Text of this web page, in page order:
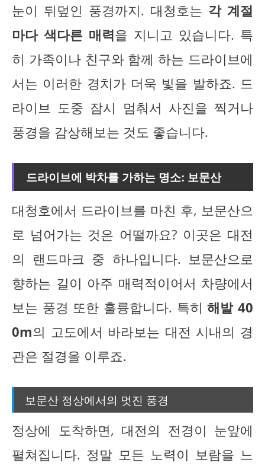
눈이 뒤덮인 풍경까지. 대청호는 각 계절
마다 색다른 매력을 지니고 있습니다. 특
히 가족이나 친구와 함께 하는 드라이브에
서는 이러한 경치가 더욱 빛을 발하죠. 드
라이브 도중 잠시 멈춰서 사진을 찍거나
풍경을 감상해보는 것도 좋습니다.
드라이브에 박차를 가하는 명소: 보문산
대청호에서 드라이브를 마친 후, 보문산으
로 넘어가는 것은 어떨까요? 이곳은 대전
의 랜드마크 중 하나입니다. 보문산으로
향하는 길이 아주 매력적이어서 차량에서
보는 풍경 또한 훌륭합니다. 특히해발 40
0m의 고도에서 바라보는 대전 시내의 경
관은 절경을 이루죠.
보문산 정상에서의 멋진 풍경
정상에 도착하면, 대전의 전경이 눈앞에
펼쳐집니다. 정말 모든 노력이 보람을 느